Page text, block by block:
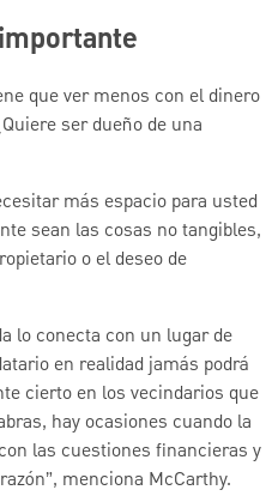
que ver menos con el dinero
ser dueño de una
más espacio para usted
sean las cosas no tangibles,
o el deseo de
lo conecta con un lugar de
en realidad jamás podrá
cierto en los vecindarios que
hay ocasiones cuando la
las cuestiones financieras y
menciona McCarthy.